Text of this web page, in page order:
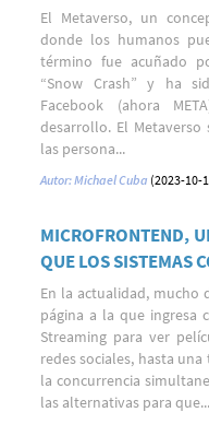
El Metaverso, un
donde los humanos
término fue acuñado
“Snow Crash” y ha
Facebook (ahora
desarrollo. El
las persona...
Autor: Michael Cuba (2023-10-
MICROFRONTEND,
QUE LOS SISTEMAS
En la actualidad, mucho
página a la que ingresa
Streaming para ver
redes sociales, hasta
la concurrencia
las alternativas para que...